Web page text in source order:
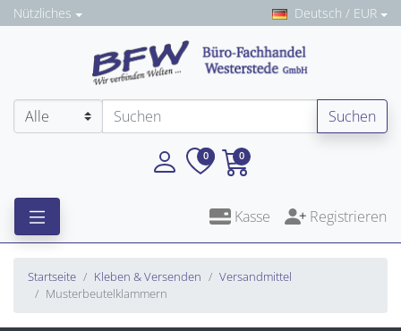
Nützliches Deutsch / EUR
Suchen
0 0
Kasse Registrieren
Startseite Kleben & Versenden
Versandmittel
Musterbeutelklammern